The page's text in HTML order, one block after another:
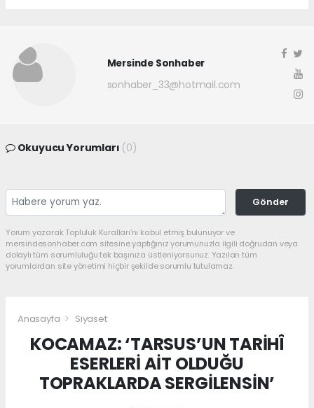
Mersinde Sonhaber
sonhaber_33@hotmail.com
Okuyucu Yorumları (0)
Gönder
Yorum yazarak Topluluk Kuralları’nı kabul etmiş bulunuyor ve
mersindesonhaber.com sitesine yaptığınız yorumunuzla ilgili doğrudan veya
dolaylı tüm sorumluluğu tek başınıza üstleniyorsunuz. Yazılan tüm
yorumlardan site yönetimi hiçbir şekilde sorumlu tutulamaz.
Anasayfa Siyaset
KOCAMAZ: ‘TARSUS’UN TARİHÎ
ESERLERİ AİT OLDUĞU
TOPRAKLARDA SERGİLENSİN’